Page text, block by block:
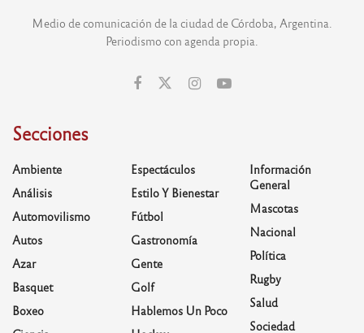
Medio de comunicación de la ciudad de Córdoba, Argentina.
Periodismo con agenda propia.
Secciones
Ambiente
Análisis
Automovilismo
Autos
Azar
Basquet
Boxeo
Espectáculos
Estilo Y Bienestar
Fútbol
Gastronomía
Gente
Golf
Hablemos Un Poco
Información
General
Mascotas
Nacional
Política
Rugby
Salud
Sociedad